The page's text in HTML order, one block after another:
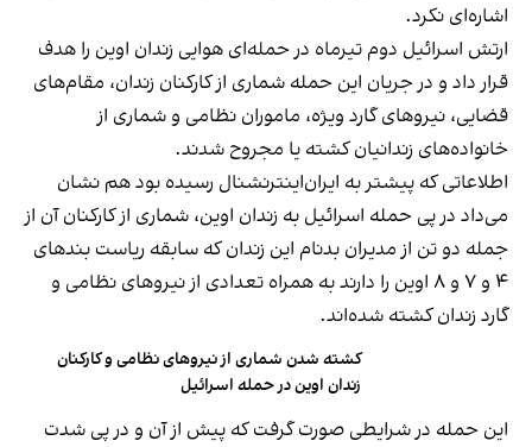
اشاره‌ای نکرد.
ارتش اسرائیل دوم تیرماه در حمله‌ای هوایی زندان اوین را هدف
قرار داد و در جریان این حمله شماری از کارکنان زندان، مقام‌های
قضایی، نیروهای گارد ویژه، ماموران نظامی و شماری از
خانواده‌های زندانیان کشته یا مجروح شدند.
اطلاعاتی که پیشتر به ایران‌اینترنشنال رسیده بود هم نشان
می‌داد در پی حمله اسرائیل به زندان اوین، شماری از کارکنان آن از
جمله دو تن از مدیران بدنام این زندان که سابقه ریاست بندهای
۴ و ۷ و ۸ اوین را دارند به همراه تعدادی از نیروهای نظامی و
گارد زندان کشته شده‌اند.
کشته شدن شماری از نیروهای نظامی و کارکنان
زندان اوین در حمله اسرائیل
این حمله در شرایطی صورت گرفت که پیش از آن و در پی شدت